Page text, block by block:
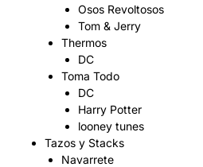
Osos Revoltosos
Tom & Jerry
Thermos
DC
Toma Todo
DC
Harry Potter
looney tunes
Tazos y Stacks
Navarrete